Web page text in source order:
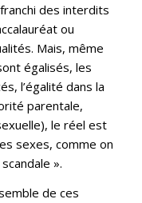
des interdits
ou
Mais, même
égalisés, les
l’égalité dans la
parentale,
le réel est
sexes, comme on
».
de ces